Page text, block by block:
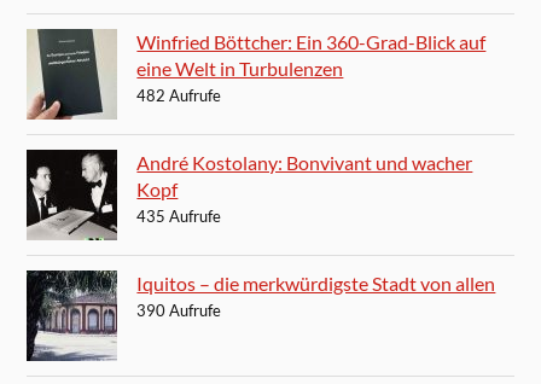
Winfried Böttcher: Ein 360-Grad-Blick auf
eine Welt in Turbulenzen
482 Aufrufe
André Kostolany: Bonvivant und wacher
Kopf
435 Aufrufe
Iquitos – die merkwürdigste Stadt von allen
390 Aufrufe